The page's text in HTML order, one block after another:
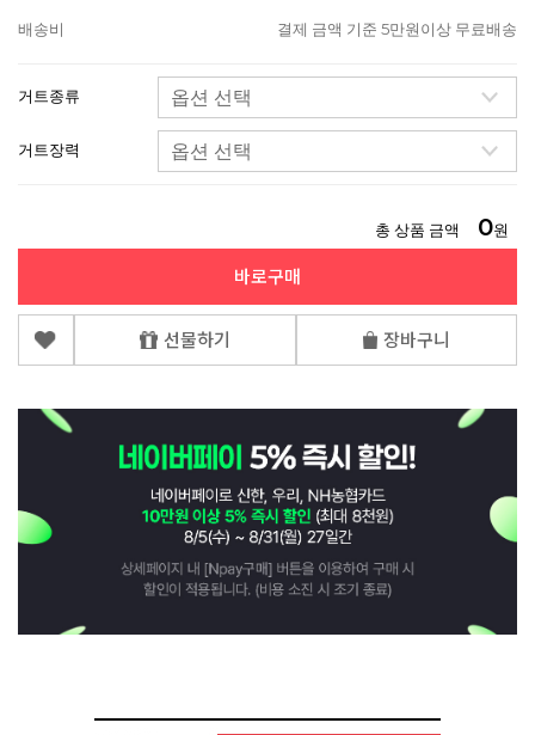
배송비 결제 금액 기준 5만원이상 무료배송
거트종류
거트장력
총 상품 금액 0원
바로구매
선물하기 장바구니